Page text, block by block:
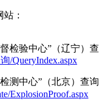
：
检验中心”（辽宁）查
/QueryIndex.aspx
测中心”（北京）查询
ExplosionProof.aspx